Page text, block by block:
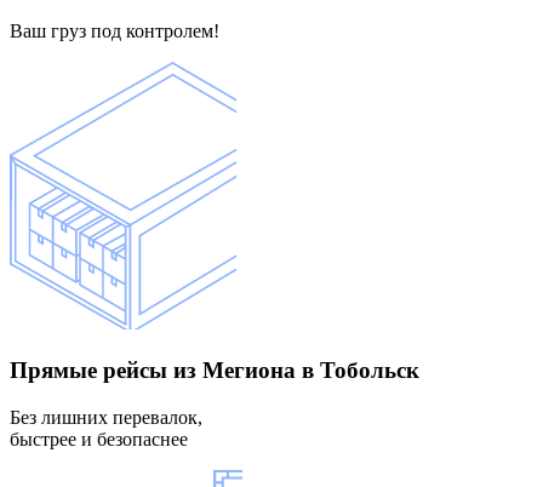
Ваш груз под контролем!
Прямые рейсы из Мегиона в Тобольск
Без лишних перевалок,
быстрее и безопаснее